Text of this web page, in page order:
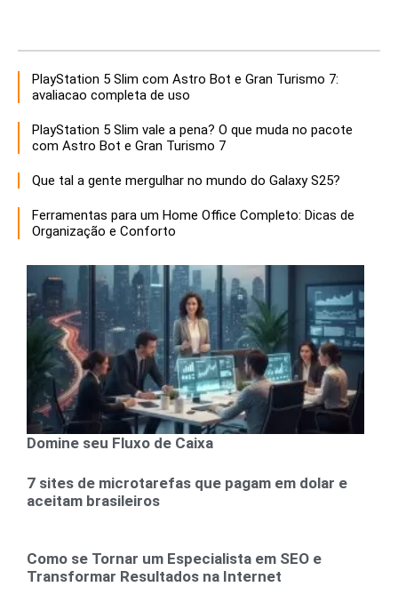
PlayStation 5 Slim com Astro Bot e Gran Turismo 7:
avaliacao completa de uso
PlayStation 5 Slim vale a pena? O que muda no pacote
com Astro Bot e Gran Turismo 7
Que tal a gente mergulhar no mundo do Galaxy S25?
Ferramentas para um Home Office Completo: Dicas de
Organização e Conforto
Domine seu Fluxo de Caixa
7 sites de microtarefas que pagam em dolar e
aceitam brasileiros
Como se Tornar um Especialista em SEO e
Transformar Resultados na Internet